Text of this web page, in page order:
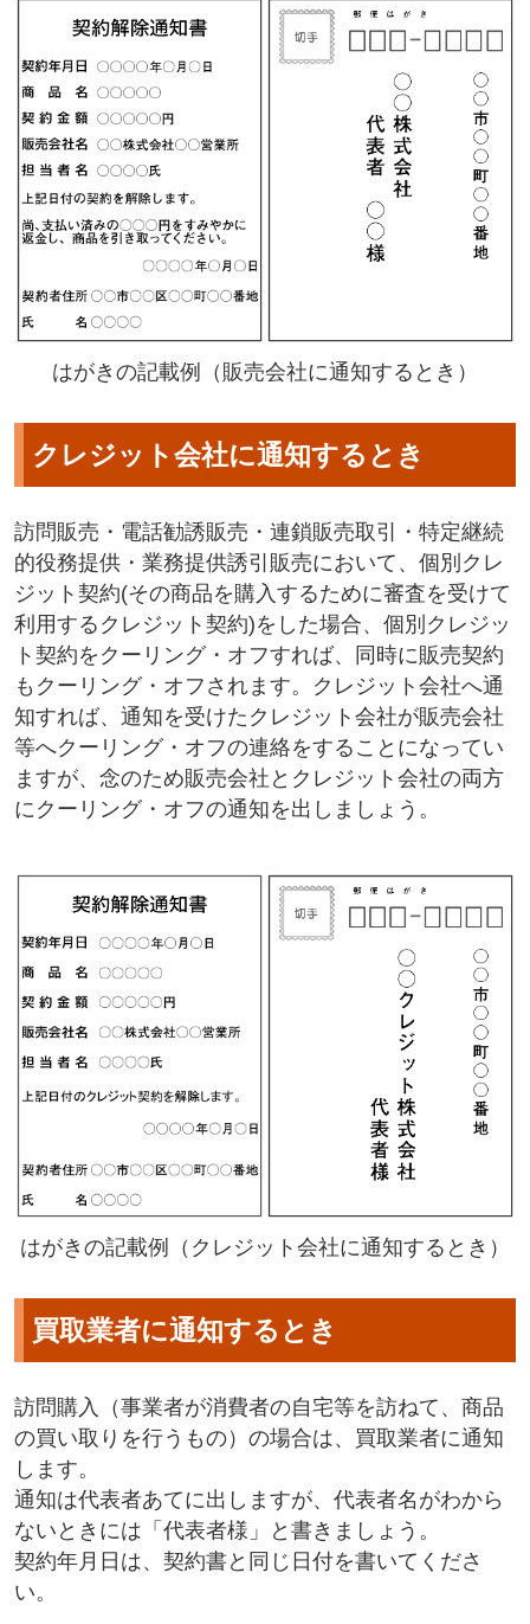
はがきの記載例（販売会社に通知するとき）
クレジット会社に通知するとき
訪問販売・電話勧誘販売・連鎖販売取引・特定継続
的役務提供・業務提供誘引販売において、個別クレ
ジット契約(その商品を購入するために審査を受けて
利用するクレジット契約)をした場合、個別クレジッ
ト契約をクーリング・オフすれば、同時に販売契約
もクーリング・オフされます。クレジット会社へ通
知すれば、通知を受けたクレジット会社が販売会社
等へクーリング・オフの連絡をすることになってい
ますが、念のため販売会社とクレジット会社の両方
にクーリング・オフの通知を出しましょう。
はがきの記載例（クレジット会社に通知するとき）
買取業者に通知するとき
訪問購入（事業者が消費者の自宅等を訪ねて、商品
の買い取りを行うもの）の場合は、買取業者に通知
します。
通知は代表者あてに出しますが、代表者名がわから
ないときには「代表者様」と書きましょう。
契約年月日は、契約書と同じ日付を書いてくださ
い。